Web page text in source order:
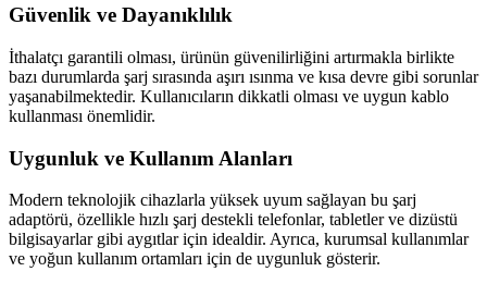
Güvenlik ve Dayanıklılık
İthalatçı garantili olması, ürünün güvenilirliğini artırmakla birlikte
bazı durumlarda şarj sırasında aşırı ısınma ve kısa devre gibi sorunlar
yaşanabilmektedir. Kullanıcıların dikkatli olması ve uygun kablo
kullanması önemlidir.
Uygunluk ve Kullanım Alanları
Modern teknolojik cihazlarla yüksek uyum sağlayan bu şarj
adaptörü, özellikle hızlı şarj destekli telefonlar, tabletler ve dizüstü
bilgisayarlar gibi aygıtlar için idealdir. Ayrıca, kurumsal kullanımlar
ve yoğun kullanım ortamları için de uygunluk gösterir.